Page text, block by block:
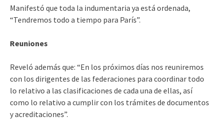
Manifestó que toda la indumentaria ya está ordenada,
“Tendremos todo a tiempo para París”.
Reuniones
Reveló además que: “En los próximos días nos reuniremos
con los dirigentes de las federaciones para coordinar todo
lo relativo a las clasificaciones de cada una de ellas, así
como lo relativo a cumplir con los trámites de documentos
y acreditaciones”.